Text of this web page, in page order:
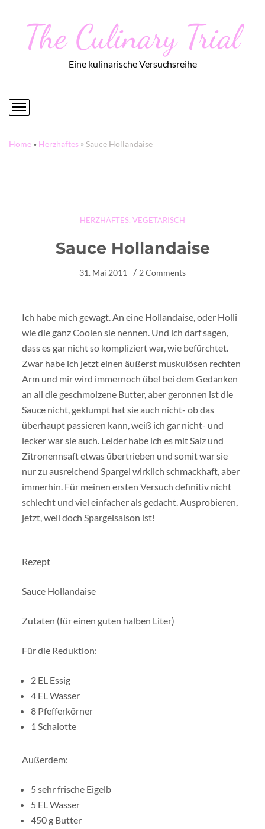
The Culinary Trial
Eine kulinarische Versuchsreihe
Home » Herzhaftes »Sauce Hollandaise
HERZHAFTES, VEGETARISCH
Sauce Hollandaise
31. Mai 2011 2 Comments
Ich habe mich gewagt. An eine Hollandaise, oder Holli
wie die ganz Coolen sie nennen. Und ich darf sagen,
dass es gar nicht so kompliziert war, wie befürchtet.
Zwar habe ich jetzt einen äußerst muskulösen rechten
Arm und mir wird immernoch übel bei dem Gedanken
an all die geschmolzene Butter, aber geronnen ist die
Sauce nicht, geklumpt hat sie auch nicht- ob das
überhaupt passieren kann, weiß ich gar nicht- und
lecker war sie auch. Leider habe ich es mit Salz und
Zitronennsaft etwas übertrieben und somit war sie
nur zu ausreichend Spargel wirklich schmackhaft, aber
immerhin. Für meinen ersten Versuch definitiv nicht
schlecht und viel einfacher als gedacht. Ausprobieren,
jetzt, weil doch Spargelsaison ist!
Rezept
Sauce Hollandaise
Zutaten (für einen guten halben Liter)
Für die Reduktion:
2 EL Essig
4 EL Wasser
8 Pfefferkörner
1 Schalotte
Außerdem:
5 sehr frische Eigelb
5 EL Wasser
450 g Butter